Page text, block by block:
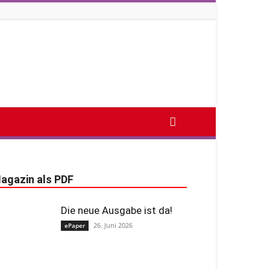
als PDF
Die neue Ausgabe ist da!
ePaper 26. Juni 2026